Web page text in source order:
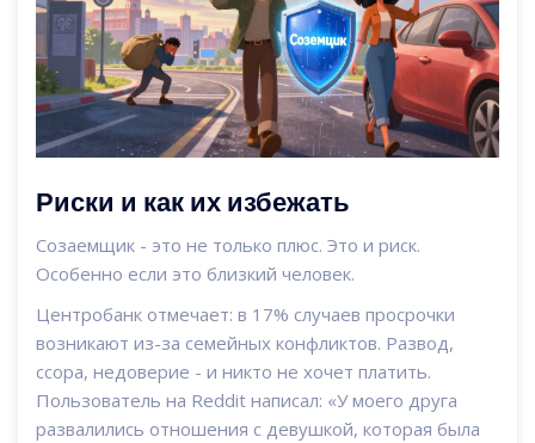
Риски и как их избежать
Созаемщик - это не только плюс. Это и риск.
Особенно если это близкий человек.
Центробанк отмечает: в 17% случаев просрочки
возникают из-за семейных конфликтов. Развод,
ссора, недоверие - и никто не хочет платить.
Пользователь на Reddit написал: «У моего друга
развалились отношения с девушкой, которая была